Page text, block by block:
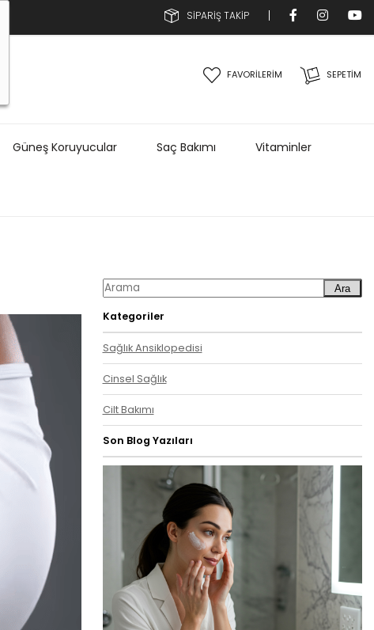
SİPARİŞ TAKİP
SEPETIM
FAVORİLERİM
Güneş Koruyucular Saç Bakımı Vitaminler
Ara
Kategoriler
Sağlık Ansiklopedisi
Cinsel Sağlık
Cilt Bakımı
Son Blog Yazıları